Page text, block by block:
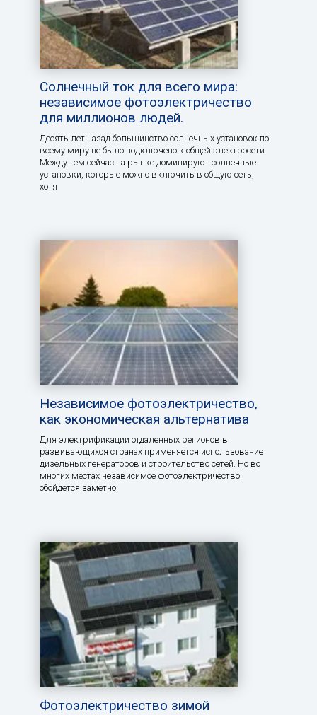
Солнечный ток для всего мира:
независимое фотоэлектричество
для миллионов людей.
Десять лет назад большинство солнечных установок по
всему миру не было подключено к общей электросети.
Между тем сейчас на рынке доминируют солнечные
установки, которые можно включить в общую сеть,
хотя
Независимое фотоэлектричество,
как экономическая альтернатива
Для электрификации отдаленных регионов в
развивающихся странах применяется использование
дизельных генераторов и строительство сетей. Но во
многих местах независимое фотоэлектричество
обойдется заметно
Фотоэлектричество зимой